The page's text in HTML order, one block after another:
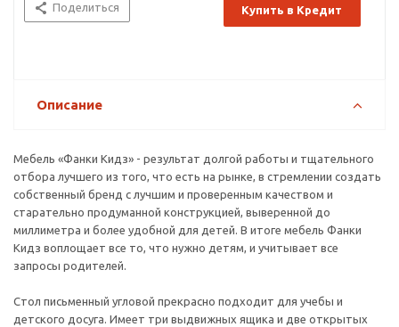
Поделиться Купить в Кредит
Описание
Мебель «Фанки Кидз» - результат долгой работы и тщательного
отбора лучшего из того, что есть на рынке, в стремлении создать
собственный бренд с лучшим и проверенным качеством и
старательно продуманной конструкцией, выверенной до
миллиметра и более удобной для детей. В итоге мебель Фанки
Кидз воплощает все то, что нужно детям, и учитывает все
запросы родителей.
Стол письменный угловой прекрасно подходит для учебы и
детского досуга. Имеет три выдвижных ящика и две открытых